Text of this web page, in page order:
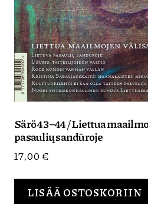
Särö 43–44 / Liettua
pasaulių sandūroje
17,00€
LISÄÄ OSTOSKORIIN